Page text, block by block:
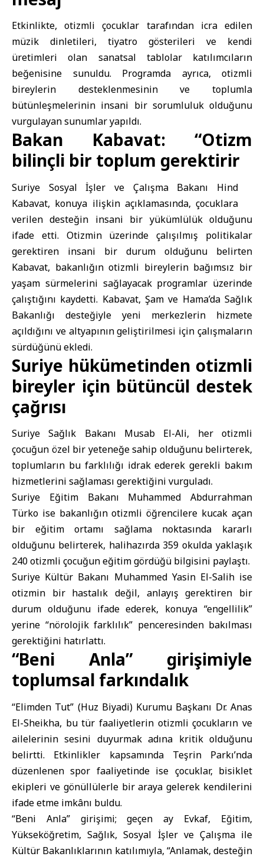
Etkinlikte, otizmli çocuklar tarafından icra edilen
müzik dinletileri, tiyatro gösterileri ve kendi
üretimleri olan sanatsal tablolar katılımcıların
beğenisine sunuldu. Programda ayrıca, otizmli
bireylerin desteklenmesinin ve toplumla
bütünleşmelerinin insani bir sorumluluk olduğunu
vurgulayan sunumlar yapıldı.
Bakan Kabavat: “Otizm
bilinçli bir toplum gerektirir
Suriye Sosyal İşler ve Çalışma Bakanı Hind
Kabavat, konuya ilişkin açıklamasında, çocuklara
verilen desteğin insani bir yükümlülük olduğunu
ifade etti. Otizmin üzerinde çalışılmış politikalar
gerektiren insani bir durum olduğunu belirten
Kabavat, bakanlığın otizmli bireylerin bağımsız bir
yaşam sürmelerini sağlayacak programlar üzerinde
çalıştığını kaydetti. Kabavat, Şam ve Hama’da Sağlık
Bakanlığı desteğiyle yeni merkezlerin hizmete
açıldığını ve altyapının geliştirilmesi için çalışmaların
sürdüğünü ekledi.
Suriye hükümetinden otizmli
bireyler için bütüncül destek
çağrısı
Suriye Sağlık Bakanı Musab El-Ali, her otizmli
çocuğun özel bir yeteneğe sahip olduğunu belirterek,
toplumların bu farklılığı idrak ederek gerekli bakım
hizmetlerini sağlaması gerektiğini vurguladı.
Suriye Eğitim Bakanı Muhammed Abdurrahman
Türko ise bakanlığın otizmli öğrencilere kucak açan
bir eğitim ortamı sağlama noktasında kararlı
olduğunu belirterek, halihazırda 359 okulda yaklaşık
240 otizmli çocuğun eğitim gördüğü bilgisini paylaştı.
Suriye Kültür Bakanı Muhammed Yasin El-Salih ise
otizmin bir hastalık değil, anlayış gerektiren bir
durum olduğunu ifade ederek, konuya “engellilik”
yerine “nörolojik farklılık” penceresinden bakılması
gerektiğini hatırlattı.
“Beni Anla” girişimiyle
toplumsal farkındalık
“Elimden Tut” (Huz Biyadi) Kurumu Başkanı Dr. Anas
El-Sheikha, bu tür faaliyetlerin otizmli çocukların ve
ailelerinin sesini duyurmak adına kritik olduğunu
belirtti. Etkinlikler kapsamında Teşrin Parkı’nda
düzenlenen spor faaliyetinde ise çocuklar, bisiklet
ekipleri ve gönüllülerle bir araya gelerek kendilerini
ifade etme imkânı buldu.
“Beni Anla” girişimi; geçen ay Evkaf, Eğitim,
Yükseköğretim, Sağlık, Sosyal İşler ve Çalışma ile
Kültür Bakanlıklarının katılımıyla, “Anlamak, desteğin